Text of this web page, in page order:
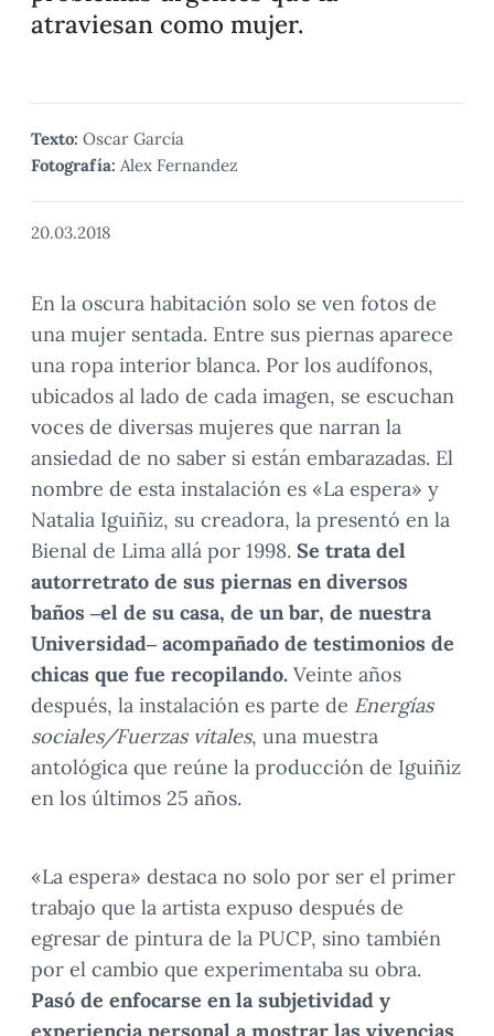
atraviesan como mujer.
Texto: Oscar García
Fotografía: Alex Fernandez
20.03.2018
En la oscura habitación solo se ven fotos de
una mujer sentada. Entre sus piernas aparece
una ropa interior blanca. Por los audífonos,
ubicados al lado de cada imagen, se escuchan
voces de diversas mujeres que narran la
ansiedad de no saber si están embarazadas. El
nombre de esta instalación es «La espera» y
Natalia Iguiñiz, su creadora, la presentó en la
Bienal de Lima allá por 1998. Se trata del
autorretrato de sus piernas en diversos
baños –el de su casa, de un bar, de nuestra
Universidad– acompañado de testimonios de
chicas que fue recopilando. Veinte años
después, la instalación es parte de Energías
sociales/Fuerzas vitales, una muestra
antológica que reúne la producción de Iguiñiz
en los últimos 25 años.
«La espera» destaca no solo por ser el primer
trabajo que la artista expuso después de
egresar de pintura de la PUCP, sino también
por el cambio que experimentaba su obra.
Pasó de enfocarse en la subjetividad y